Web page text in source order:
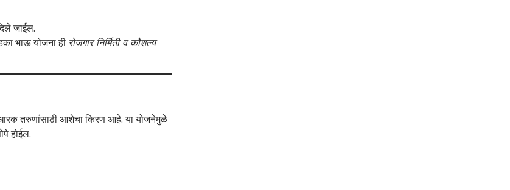
जाईल.
भाऊ योजना ही रोजगार निर्मिती व कौशल्य
धारक तरुणांसाठी आशेचा किरण आहे. या योजनेमुळे
होईल.